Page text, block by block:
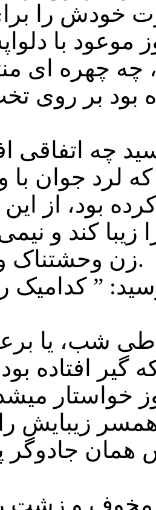
خودش را
موعود با
چه چهره ای
بود بر روی
چه اتفاقی
لرد جوان با
بود، از
کند و
زن وحشتناک و علیل باشد.
” کدامیک
خواستار
زیبایش
جادوگر
مخوف و زشت